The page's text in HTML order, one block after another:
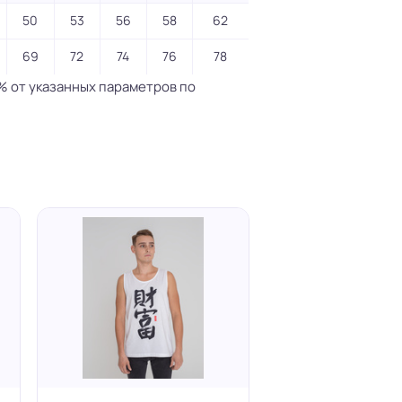
50 53 56 58 62
69 72 74 76 78
от указанных параметров по